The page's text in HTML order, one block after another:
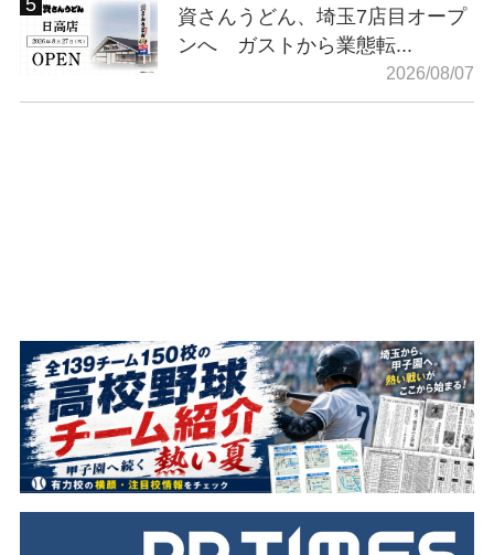
資さんうどん、埼玉7店目オープ
ンへ ガストから業態転...
2026/08/07